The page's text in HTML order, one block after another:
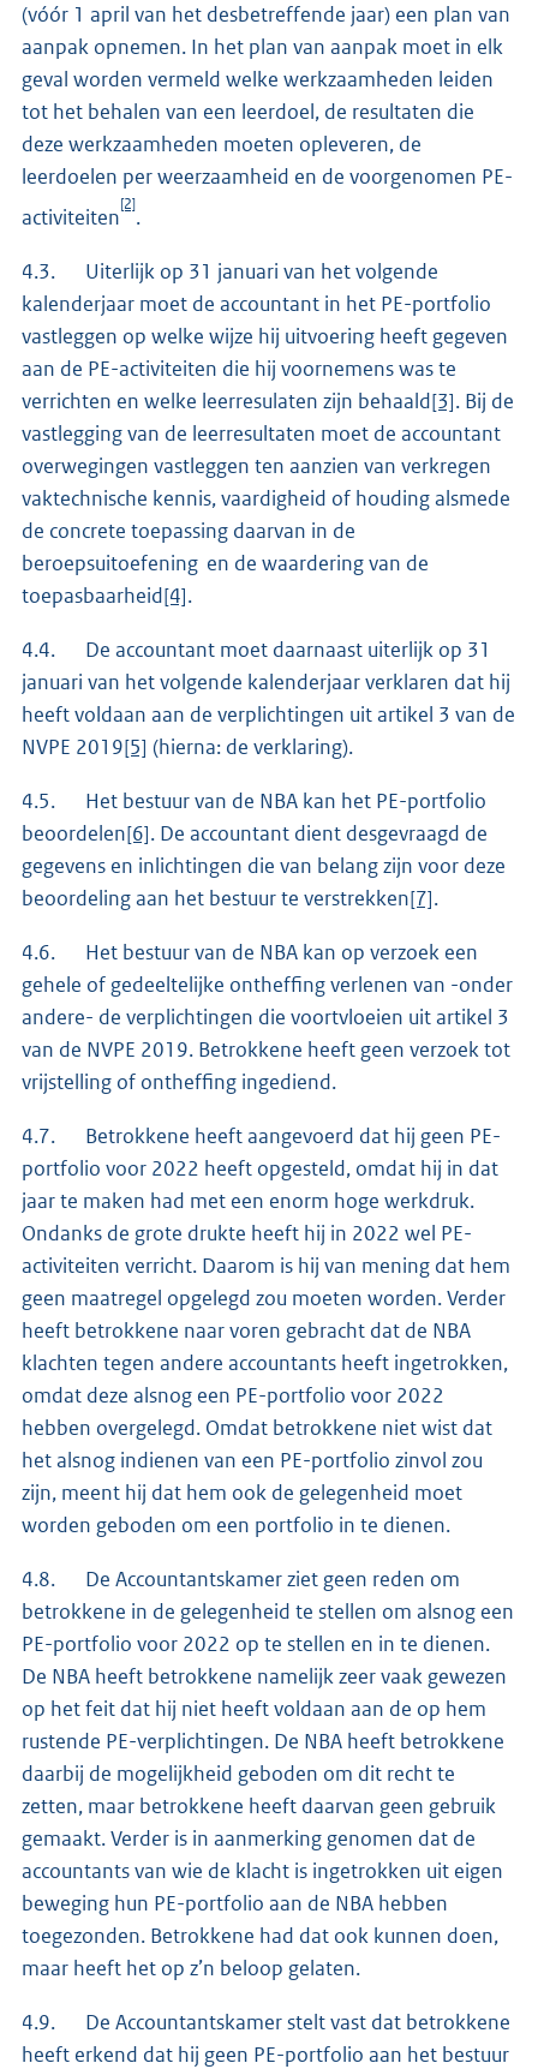
(vóór 1 april van het desbetreffende jaar) een plan van
aanpak opnemen. In het plan van aanpak moet in elk
geval worden vermeld welke werkzaamheden leiden
tot het behalen van een leerdoel, de resultaten die
deze werkzaamheden moeten opleveren, de
leerdoelen per weerzaamheid en de voorgenomen PE-
activiteiten
[2]
.
4.3. Uiterlijk op 31 januari van het volgende
kalenderjaar moet de accountant in het PE-portfolio
vastleggen op welke wijze hij uitvoering heeft gegeven
aan de PE-activiteiten die hij voornemens was te
verrichten en welke leerresulaten zijn behaald[3]. Bij de
vastlegging van de leerresultaten moet de accountant
overwegingen vastleggen ten aanzien van verkregen
vaktechnische kennis, vaardigheid of houding alsmede
de concrete toepassing daarvan in de
beroepsuitoefening en de waardering van de
toepasbaarheid[4].
4.4. De accountant moet daarnaast uiterlijk op 31
januari van het volgende kalenderjaar verklaren dat hij
heeft voldaan aan de verplichtingen uit artikel 3 van de
NVPE 2019[5] (hierna: de verklaring).
4.5. Het bestuur van de NBA kan het PE-portfolio
beoordelen[6]. De accountant dient desgevraagd de
gegevens en inlichtingen die van belang zijn voor deze
beoordeling aan het bestuur te verstrekken[7].
4.6. Het bestuur van de NBA kan op verzoek een
gehele of gedeeltelijke ontheffing verlenen van -onder
andere- de verplichtingen die voortvloeien uit artikel 3
van de NVPE 2019. Betrokkene heeft geen verzoek tot
vrijstelling of ontheffing ingediend.
4.7. Betrokkene heeft aangevoerd dat hij geen PE-
portfolio voor 2022 heeft opgesteld, omdat hij in dat
jaar te maken had met een enorm hoge werkdruk.
Ondanks de grote drukte heeft hij in 2022 wel PE-
activiteiten verricht. Daarom is hij van mening dat hem
geen maatregel opgelegd zou moeten worden. Verder
heeft betrokkene naar voren gebracht dat de NBA
klachten tegen andere accountants heeft ingetrokken,
omdat deze alsnog een PE-portfolio voor 2022
hebben overgelegd. Omdat betrokkene niet wist dat
het alsnog indienen van een PE-portfolio zinvol zou
zijn, meent hij dat hem ook de gelegenheid moet
worden geboden om een portfolio in te dienen.
4.8. De Accountantskamer ziet geen reden om
betrokkene in de gelegenheid te stellen om alsnog een
PE-portfolio voor 2022 op te stellen en in te dienen.
De NBA heeft betrokkene namelijk zeer vaak gewezen
op het feit dat hij niet heeft voldaan aan de op hem
rustende PE-verplichtingen. De NBA heeft betrokkene
daarbij de mogelijkheid geboden om dit recht te
zetten, maar betrokkene heeft daarvan geen gebruik
gemaakt. Verder is in aanmerking genomen dat de
accountants van wie de klacht is ingetrokken uit eigen
beweging hun PE-portfolio aan de NBA hebben
toegezonden. Betrokkene had dat ook kunnen doen,
maar heeft het op z’n beloop gelaten.
4.9. De Accountantskamer stelt vast dat betrokkene
heeft erkend dat hij geen PE-portfolio aan het bestuur